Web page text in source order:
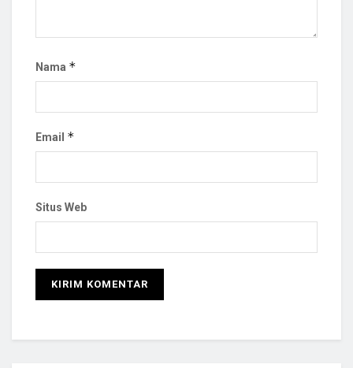
Nama *
Email *
Situs Web